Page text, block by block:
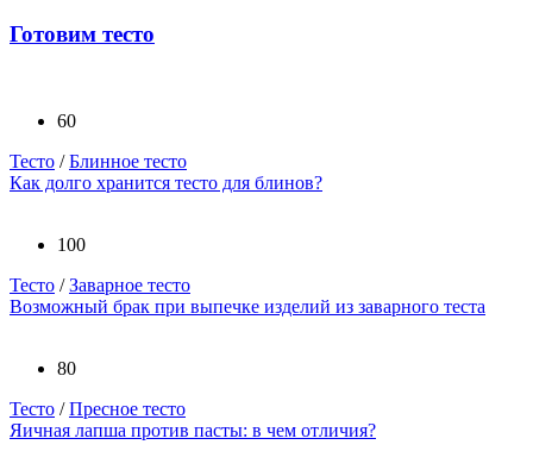
Готовим тесто
60
Тесто /Блинное тесто
Как долго хранится тесто для блинов?
100
Тесто /Заварное тесто
Возможный брак при выпечке изделий из заварного теста
80
Тесто /Пресное тесто
Яичная лапша против пасты: в чем отличия?